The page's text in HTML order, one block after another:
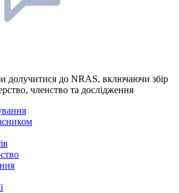
долучитися до NRAS, включаючи збір
членство та дослідження